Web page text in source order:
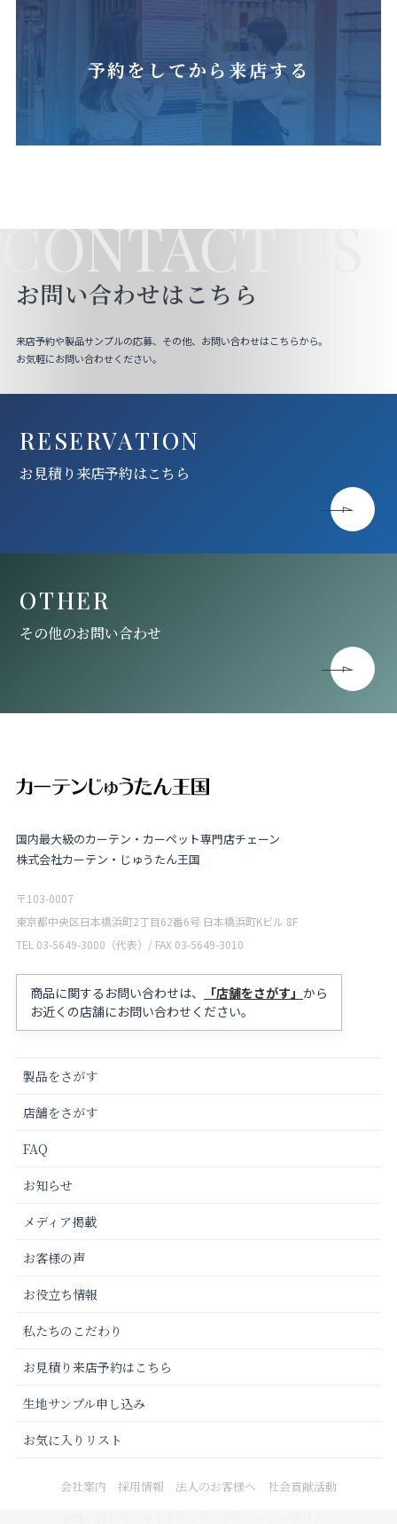
予約をしてから来店する
CONTACT US
お問い合わせはこちら
来店予約や製品サンプルの応募、その他、お問い合わせはこちらから。
お気軽にお問い合わせください。
RESERVATION
お見積り来店予約はこちら
OTHER
その他のお問い合わせ
国内最大級のカーテン・カーペット専門店チェーン
株式会社カーテン・じゅうたん王国
〒103-0007
東京都中央区日本橋浜町2丁目62番6号 日本橋浜町Kビル 8F
TEL 03-5649-3000（代表）/ FAX 03-5649-3010
商品に関するお問い合わせは、 「店舗をさがす」 から
お近くの店舗にお問い合わせください。
製品をさがす
店舗をさがす
FAQ
お知らせ
メディア掲載
お客様の声
お役立ち情報
私たちのこだわり
お見積り来店予約はこちら
生地サンプル申し込み
お気に入りリスト
会社案内 採用情報 法人のお客様へ
社会貢献活動